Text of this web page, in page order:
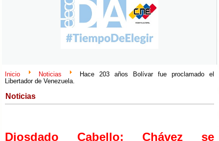
Inicio Noticias
Hace 203 años Bolívar fue proclamado el
Libertador de Venezuela.
Noticias
Diosdado Cabello: Chávez se